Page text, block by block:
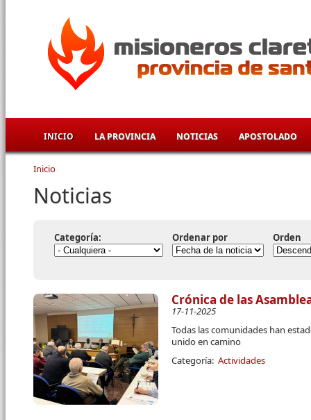
INICIO LA PROVINCIA NOTICIAS APOSTOLADO
Se encuentra usted aquí
Inicio
Noticias
Categoría: Ordenar por Orden
Crónica de las
17-11-2025
Todas las comunidades han
unido en camino
Categoría: Actividades